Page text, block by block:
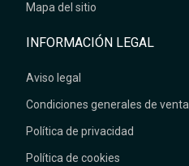
Mapa del sitio
INFORMACIÓN LEGAL
Aviso legal
Condiciones generales de venta
Política de privacidad
Política de cookies